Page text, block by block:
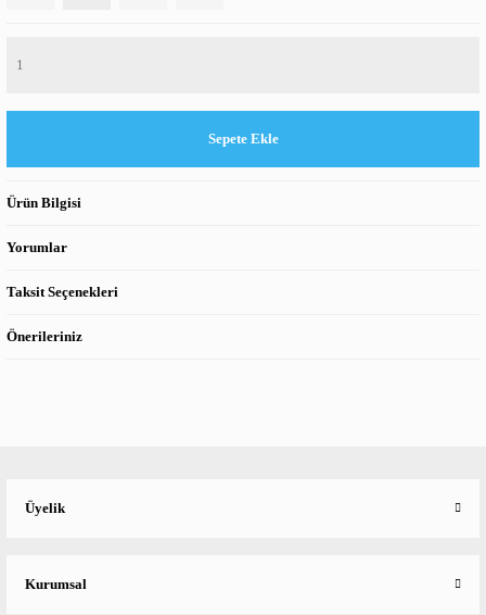
Sepete Ekle
Ürün Bilgisi
Yorumlar
Taksit Seçenekleri
Önerileriniz
Üyelik
Kurumsal